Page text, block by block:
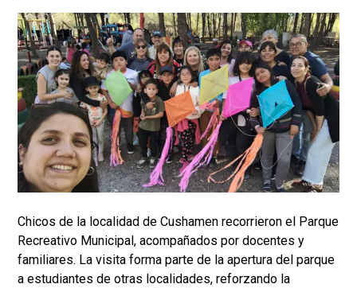
Chicos de la localidad de Cushamen recorrieron el Parque
Recreativo Municipal, acompañados por docentes y
familiares. La visita forma parte de la apertura del parque
a estudiantes de otras localidades, reforzando la